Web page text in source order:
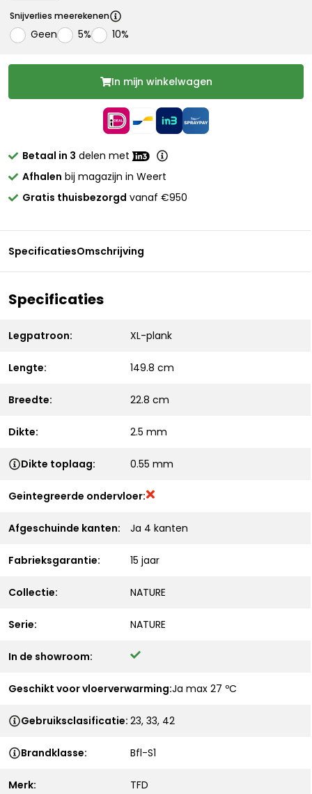
Snijverlies meerekenen
Geen 5% 10%
In mijn winkelwagen
Betaal in 3 delen met
Afhalen bij magazijn in Weert
Gratis thuisbezorgd vanaf €950
SpecificatiesOmschrijving
Specificaties
Legpatroon: XL-plank
Lengte: 149.8 cm
Breedte: 22.8 cm
Dikte: 2.5 mm
Dikte toplaag: 0.55 mm
Geintegreerde ondervloer:
Afgeschuinde kanten: Ja 4 kanten
Fabrieksgarantie: 15 jaar
Collectie: NATURE
Serie: NATURE
In de showroom:
Geschikt voor vloerverwarming:Ja max 27 ºC
Gebruiksclasificatie: 23, 33, 42
Brandklasse: Bfl-S1
Merk: TFD